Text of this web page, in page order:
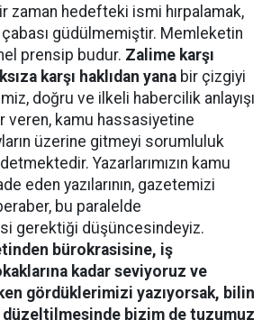
zaman hedefteki ismi hırpalamak,
güdülmemiştir. Memleketin
prensip budur. Zalime karşı
karşı haklıdan yana bir çizgiyi
doğru ve ilkeli habercilik anlayışı
veren, kamu hassasiyetine
üzerine gitmeyi sorumluluk
Yazarlarımızın kamu
eden yazılarının, gazetemizi
bu paralelde
gerektiği düşüncesindeyiz.
bürokrasisine, iş
kadar seviyoruz ve
gördüklerimizi yazıyorsak, bilin
düzeltilmesinde bizim de tuzumuz